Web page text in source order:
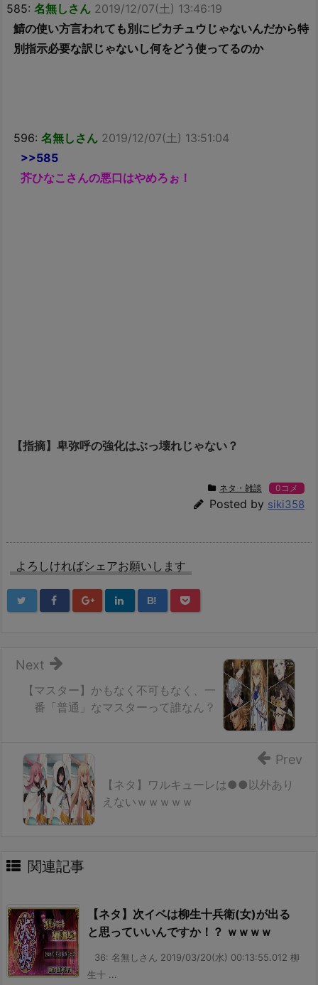
585: 名無しさん 2019/12/07(土) 13:46:19
鯖の使い方言われても別にピカチュウじゃないんだから特
別指示必要な訳じゃないし何をどう使ってるのか
596: 名無しさん 2019/12/07(土) 13:51:04
>>585
芥ひなこさんの悪口はやめろぉ！
【指摘】卑弥呼の強化はぶっ壊れじゃない？
ネタ・雑談 0コメ
Posted by siki358
よろしければシェアお願いします
B!
【マスター】かもなく不可もなく、一
番「普通」なマスターって誰なん？
Next
【ネタ】ワルキューレは●●以外あり
えないｗｗｗｗｗ
Prev
関連記事
【ネタ】次イベは柳生十兵衛(女)が出る
と思っていいんですか！？ ｗｗｗｗ
36: 名無しさん 2019/03/20(水) 00:13:55.012 柳
生十 ...